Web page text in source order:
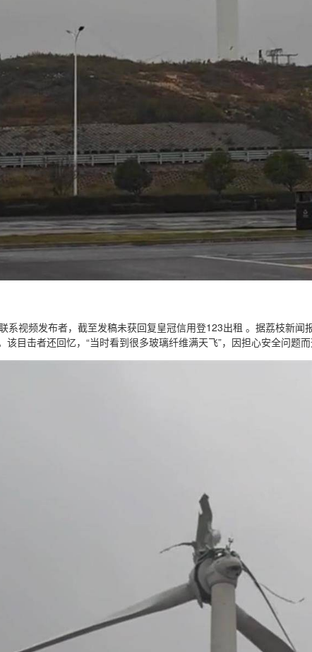
系视频发布者，截至发稿未获回复皇冠信用登123出租 。据荔枝新
目击者还回忆，“当时看到很多玻璃纤维满天飞”，因担心安全问题而